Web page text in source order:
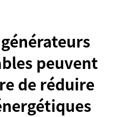
peuvent
de réduire